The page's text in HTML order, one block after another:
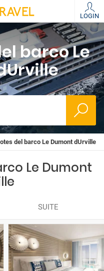
LOGIN
barco Le
del barco Le Dumont dUrville
Le Dumont
SUITE